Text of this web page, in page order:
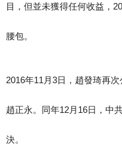
目，但並未獲得任何收益，
腰包。
2016年11月3日，趙發琦再
趙正永。同年12月16日，中
決。